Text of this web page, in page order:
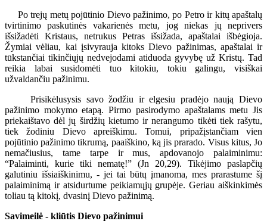
Po trejų metų pojūtinio Dievo pažinimo, po Petro ir kitų apaštalų
tvirtinimo paskutinės vakarienės metu, jog niekas jų neprivers
išsižadėti Kristaus, netrukus Petras išsižada, apaštalai išbėgioja.
Žymiai vėliau, kai įsivyrauja kitoks Dievo pažinimas, apaštalai ir
tūkstančiai tikinčiųjų nedvejodami atiduoda gyvybę už Kristų. Tad
reikia labai susidomėti tuo kitokiu, tokiu galingu, visiškai
užvaldančiu pažinimu.
Prisikėlusysis savo žodžiu ir elgesiu pradėjo naują Dievo
pažinimo mokymo etapą. Pirmo pasirodymo apaštalams metu Jis
priekaištavo dėl jų širdžių kietumo ir nerangumo tikėti tiek rašytu,
tiek žodiniu Dievo apreiškimu. Tomui, pripažįstančiam vien
pojūtinio pažinimo tikrumą, paaiškino, ką jis prarado. Visus kitus, Jo
nemačiusius, tame tarpe ir mus, apdovanojo palaiminimu:
“Palaiminti, kurie tiki nematę!” (Jn 20,29). Tikėjimo paslapčių
galutiniu išsiaiškinimu, - jei tai būtų įmanoma, mes prarastume šį
palaiminimą ir atsidurtume peikiamųjų grupėje. Geriau aiškinkimės
toliau tą kitokį, dvasinį Dievo pažinimą.
Savimeilė - kliūtis Dievo pažinimui